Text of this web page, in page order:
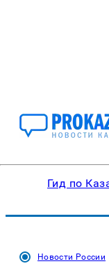
Гид по
Новости России